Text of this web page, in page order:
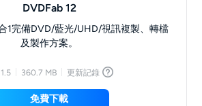
DVDFab 12
1完備DVD/藍光/UHD/視訊複製、轉檔
及製作方案。
360.7 MB 更新記錄
免費下載